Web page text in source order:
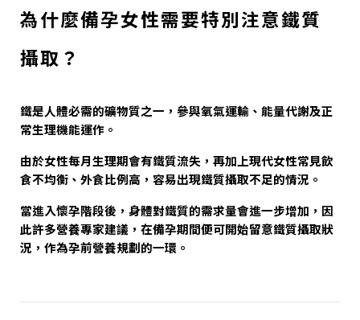
為什麼備孕女性需要特別注意鐵質
攝取？
鐵是人體必需的礦物質之一，參與氧氣運輸、能量代謝及正
常生理機能運作。
由於女性每月生理期會有鐵質流失，再加上現代女性常見飲
食不均衡、外食比例高，容易出現鐵質攝取不足的情況。
當進入懷孕階段後，身體對鐵質的需求量會進一步增加，因
此許多營養專家建議，在備孕期間便可開始留意鐵質攝取狀
況，作為孕前營養規劃的一環。